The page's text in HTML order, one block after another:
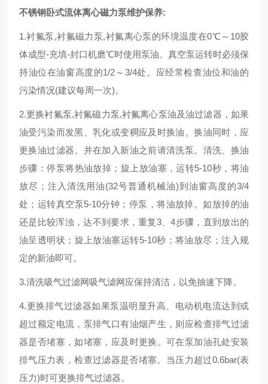
不锈钢卧式流体离心磁力泵维护保养:
1.衬氟泵,衬氟磁力泵,衬氟离心泵的环境温度在0℃～10胶
体成型-充填-封口机磨℃时使用泵油。真空泵运转时必须保
持油位在油窗高度的1/2～3/4处。应经常检查油位和油的
污染情况(建议每周一次)。
2.更换衬氟泵,衬氟磁力泵,衬氟离心泵油及油过滤器，如果
油受污染而发黑、乳化或变稠应及时换油。换油同时，应
更换油过滤器。并在加入新油之前请清洗泵。清洗、换油
步骤：停泵将热油放掉；旋上放油塞，运转5-10秒，将油
放尽；注入清洗用油(32号普通机械油)到油窗高度的3/4
处；运转真空泵5-10分钟；停泵，将油放掉。如放掉的油
还是比较浑浊，达不到要求，重复3、4步骤，直到放出的
油呈透明状；旋上放油塞运转5-10秒；将油放尽；注入规
定的新油即可。
3.清洗吸气过滤网吸气滤网应保持清洁，以免抽速下降。
4.更换排气过滤器如果泵温明显升高、电动机电流达到或
超过额定电流，泵排气口有油烟产生，则应检查排气过滤
器是否堵塞，如堵塞，应及时更换。可在泵加油孔处安装
排气压力表，检查过滤器是否堵塞。当压力超过0.6bar(表
压力)时可更换排气过滤器。